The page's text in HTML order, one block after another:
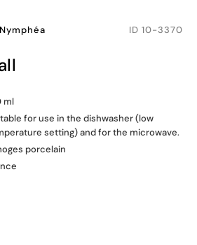
Nymphéa ID 10-3370
ml
for use in the dishwasher (low
setting) and for the microwave.
porcelain